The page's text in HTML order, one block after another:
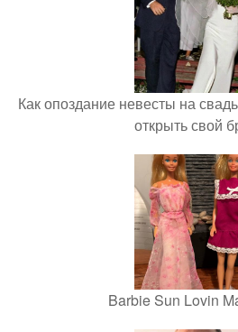
Как опоздание невесты на
открыть свой
Barbie Sun Lovin